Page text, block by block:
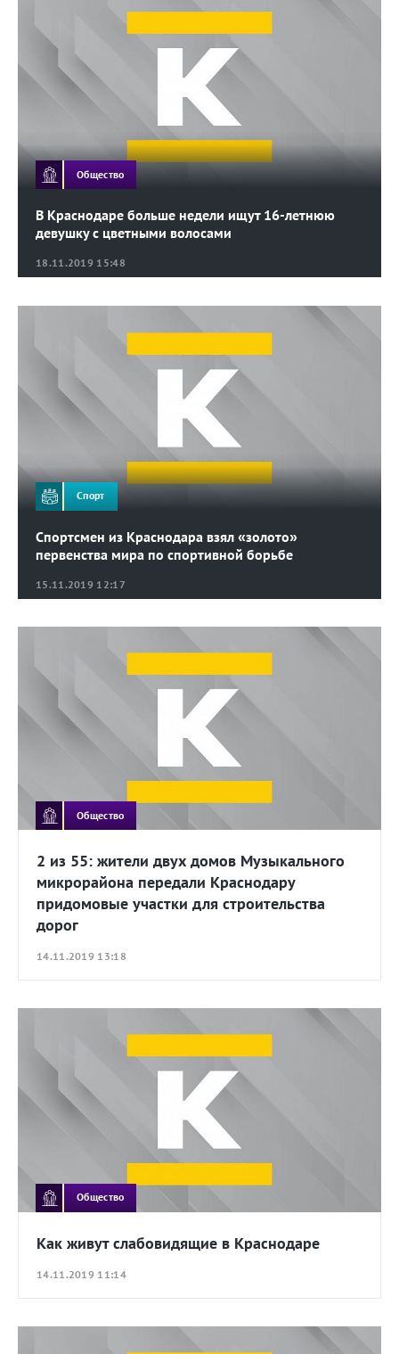
18.11.2019 15:48
В Краснодаре больше недели ищут 16-летнюю
девушку с цветными волосами
Общество
15.11.2019 12:17
Спортсмен из Краснодара взял «золото»
первенства мира по спортивной борьбе
Спорт
Общество
2 из 55: жители двух домов Музыкального
микрорайона передали Краснодару
придомовые участки для строительства
дорог
14.11.2019 13:18
Общество
Как живут слабовидящие в Краснодаре
14.11.2019 11:14